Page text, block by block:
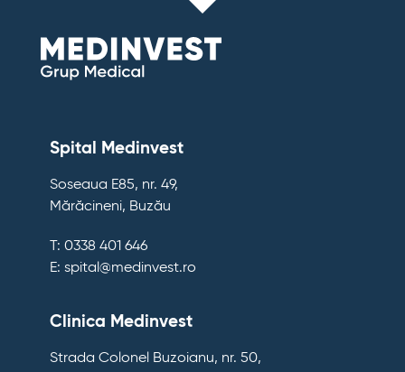
Spital Medinvest
Soseaua E85, nr. 49,
Mărăcineni, Buzău
T: 0338 401 646
E: spital@medinvest.ro
Clinica Medinvest
Strada Colonel Buzoianu, nr. 50,